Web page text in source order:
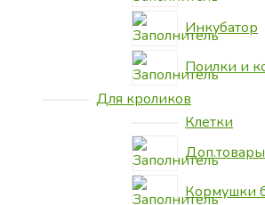
Инкубатор
Поилки и
Для кроликов
Клетки
Доп.товары
Кормушки